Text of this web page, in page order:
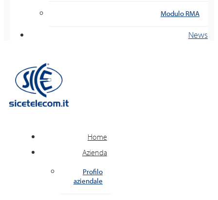
Modulo RMA
News
Home
Azienda
Profilo
aziendale